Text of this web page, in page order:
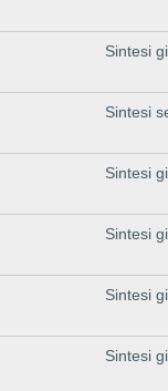
Sintesi
Sintesi
Sintesi
Sintesi
Sintesi
Sintesi